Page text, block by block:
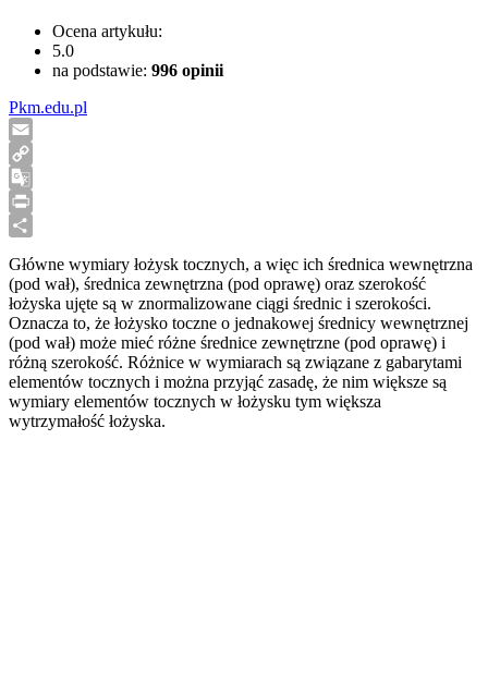
Ocena artykułu:
5.0
na podstawie: 996 opinii
Pkm.edu.pl
Email
Copy
Link
Google
Translate
Print
Główne wymiary łożysk tocznych, a więc ich średnica wewnętrzna
(pod wał), średnica zewnętrzna (pod oprawę) oraz szerokość
łożyska ujęte są w znormalizowane ciągi średnic i szerokości.
Oznacza to, że łożysko toczne o jednakowej średnicy wewnętrznej
(pod wał) może mieć różne średnice zewnętrzne (pod oprawę) i
różną szerokość. Różnice w wymiarach są związane z gabarytami
elementów tocznych i można przyjąć zasadę, że nim większe są
wymiary elementów tocznych w łożysku tym większa
wytrzymałość łożyska.